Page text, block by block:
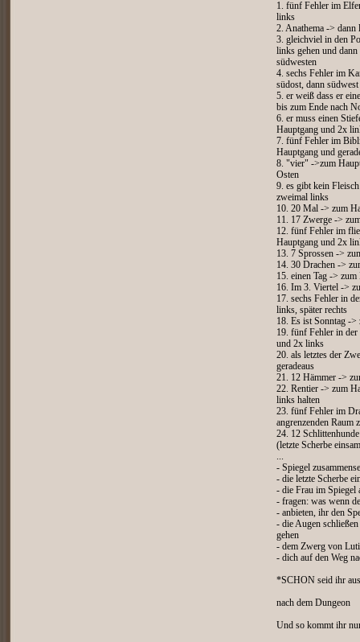
1. fünf Fehler im
links
2. Anathema -> dann
3. gleichviel in den
links gehen und
südwesten
4. sechs Fehler im
südost, dann südwest
5. er weiß dass er
bis zum Ende nach
6. er muss einen
Hauptgang und 2x
7. fünf Fehler im
Hauptgang und
8. "vier" ->zum
Osten
9. es gibt kein
zweimal links
10. 20 Mal -> zum
11. 17 Zwerge ->
12. fünf Fehler im
Hauptgang und 2x
13. 7 Sprossen ->
14. 30 Drachen ->
15. einen Tag ->
16. Im 3. Viertel ->
17. sechs Fehler in
links, später rechts
18. Es ist Sonntag ->
19. fünf Fehler in der
und 2x links
20. als letztes der
geradeaus
21. 12 Hämmer ->
22. Rentier -> zum
links halten
23. fünf Fehler im
angrenzenden Raum
24. 12
(letzte Scherbe
...
- Spiegel
- die letzte Scherbe
- die Frau im Spiegel
- fragen: was wenn
- anbieten, ihr den
- die Augen
gehen
- dem Zwerg von
- dich auf den Weg
*SCHON seid ihr
nach dem Dungeon
Und so kommt ihr